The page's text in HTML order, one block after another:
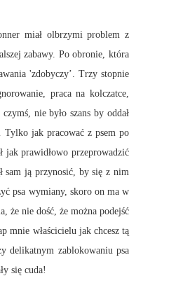
miał olbrzymi problem z
zabawy. Po obronie, która
'zdobyczy’. Trzy stopnie
praca na kolczatce,
nie było szans by oddał
Tylko jak pracować z psem po
jak prawidłowo przeprowadzić
sam ją przynosić, by się z nim
psa wymiany, skoro on ma w
że nie dość, że można podejść
mnie właścicielu jak chcesz tą
delikatnym zablokowaniu psa
się cuda!